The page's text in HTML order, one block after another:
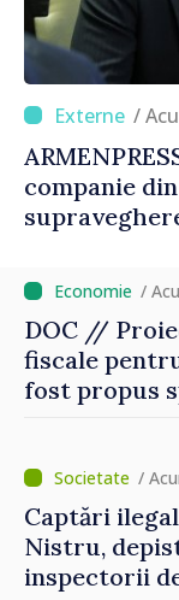
/
companie
/
DOC //
fiscale
fost propus
/
Captări
Nistru,
inspectorii